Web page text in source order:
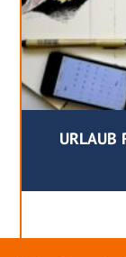
URLAUB